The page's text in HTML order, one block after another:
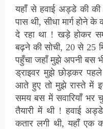
यहाँ से हवाई अड्डे की
पास थी, सीधा मार्ग होने
दे रहा था ! खड़े होकर
बढ़ने की सोची, 20 से 25
पहुँचा जहाँ मुझे अपनी बस
ड्राइवर मुझे छोड़कर
आते हुए तो मुझे रास्ते में
समय बस में सवारियाँ भर
तैयारी में थी ! हवाई
कतार लगी थी, यहाँ एक